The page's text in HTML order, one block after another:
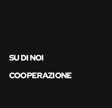
SU DI NOI
COOPERAZIONE